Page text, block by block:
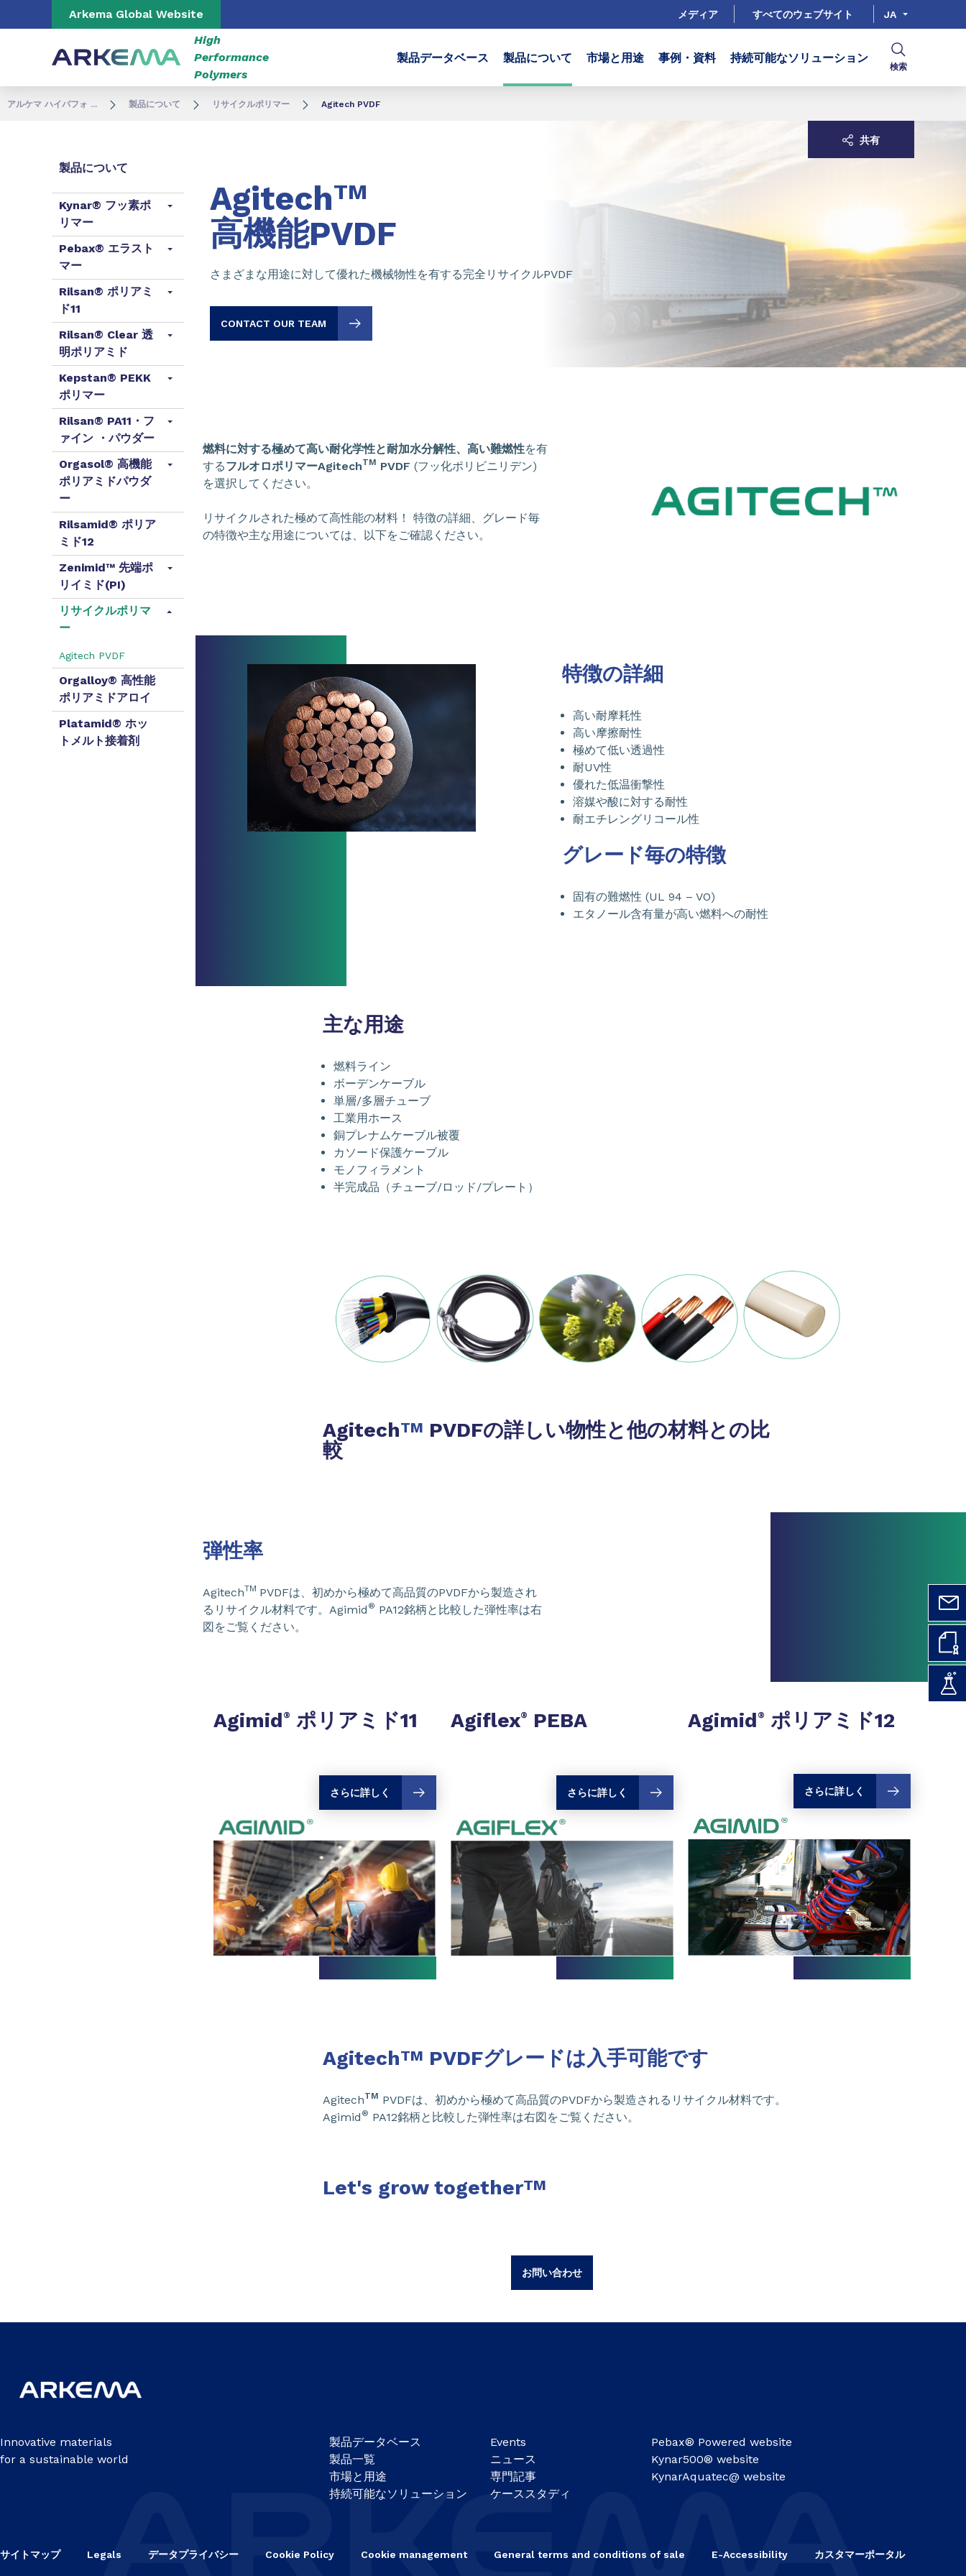
Go to content Go to navigation
Arkema Global Website メディア すべてのウェブサイト JA
High
Performance
Polymers
製品データベース 製品について 市場と用途 事例・資料 持続可能なソリューション
検索
アルケマ ハイパフォ ... 製品について リサイクルポリマー Agitech PVDF
製品について
Kynar® フッ素ポ
リマー
Pebax® エラスト
マー
Rilsan® ポリアミ
ド11
Rilsan® Clear 透
明ポリアミド
Kepstan® PEKK
ポリマー
Rilsan® PA11・フ
ァイン ・パウダー
Orgasol® 高機能
ポリアミドパウダ
ー
Rilsamid® ポリア
ミド12
Zenimid™ 先端ポ
リイミド(PI)
リサイクルポリマ
ー
Agitech PVDF
Orgalloy® 高性能
ポリアミドアロイ
Platamid® ホッ
トメルト接着剤
AgitechTM
高機能PVDF
さまざまな用途に対して優れた機械物性を有する完全リサイクルPVDF
CONTACT OUR TEAM
共有
燃料に対する極めて高い耐化学性と耐加水分解性、高い難燃性を有
するフルオロポリマーAgitechTM PVDF (フッ化ポリビニリデン)
を選択してください。
リサイクルされた極めて高性能の材料！ 特徴の詳細、グレード毎
の特徴や主な用途については、以下をご確認ください。
特徴の詳細
高い耐摩耗性
高い摩擦耐性
極めて低い透過性
耐UV性
優れた低温衝撃性
溶媒や酸に対する耐性
耐エチレングリコール性
グレード毎の特徴
固有の難燃性 (UL 94 – VO)
エタノール含有量が高い燃料への耐性
主な用途
燃料ライン
ボーデンケーブル
単層/多層チューブ
工業用ホース
銅プレナムケーブル被覆
カソード保護ケーブル
モノフィラメント
半完成品（チューブ/ロッド/プレート）
AgitechTM PVDFの詳しい物性と他の材料との比
較
弾性率
AgitechTM PVDFは、初めから極めて高品質のPVDFから製造され
るリサイクル材料です。Agimid ® PA12銘柄と比較した弾性率は右
図をご覧ください。
Agimid ® ポリアミド11
さらに詳しく
Agiflex® PEBA
さらに詳しく
Agimid ® ポリアミド12
さらに詳しく
AgitechTM PVDFグレードは入手可能です
AgitechTM PVDFは、初めから極めて高品質のPVDFから製造されるリサイクル材料です。
Agimid ® PA12銘柄と比較した弾性率は右図をご覧ください。
Let's grow togetherTM
お問い合わせ
Innovative materials
for a sustainable world
製品データベース
製品一覧
市場と用途
持続可能なソリューション
Events
ニュース
専門記事
ケーススタディ
Pebax® Powered website
Kynar500® website
KynarAquatec@ website
サイトマップ Legals データプライバシー Cookie Policy Cookie management General terms and conditions of sale E-Accessibility カスタマーポータル